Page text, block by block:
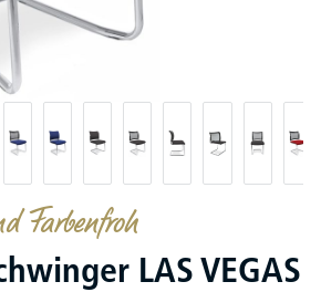
Farbenfroh
LAS VEGAS